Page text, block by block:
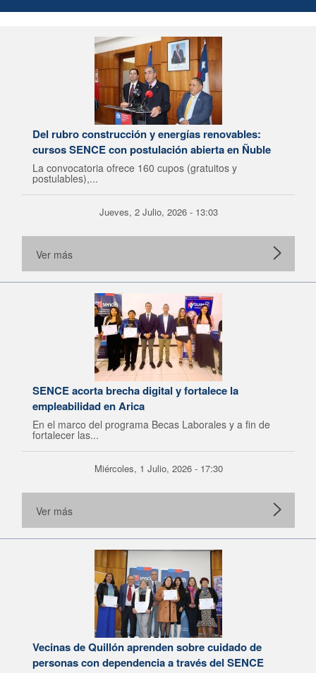
Del rubro construcción y energías renovables:
cursos SENCE con postulación abierta en Ñuble
La convocatoria ofrece 160 cupos (gratuitos y
postulables),...
Jueves, 2 Julio, 2026 - 13:03
Ver más
SENCE acorta brecha digital y fortalece la
empleabilidad en Arica
En el marco del programa Becas Laborales y a fin de
fortalecer las...
Miércoles, 1 Julio, 2026 - 17:30
Ver más
Vecinas de Quillón aprenden sobre cuidado de
personas con dependencia a través del SENCE